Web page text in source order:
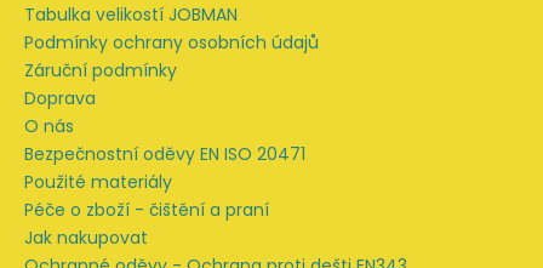
Tabulka velikostí JOBMAN
Podmínky ochrany osobních údajů
Záruční podmínky
Doprava
O nás
Bezpečnostní oděvy EN ISO 20471
Použité materiály
Péče o zboží - čištění a praní
Jak nakupovat